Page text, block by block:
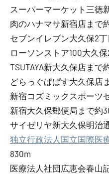
スーパーマーケット三徳
肉のハナマサ新宿店まで
セブンイレブン大久保2
ローソンストア100大久
TSUTAYA新大久保店まで
どらっぐぱぱす大久保店
新宿コズミックスポーツ
新宿大久保郵便局まで約
サイゼリヤ新大久保明治
独立行政法人国立国際医
830m
医療法人社団広恵会春山